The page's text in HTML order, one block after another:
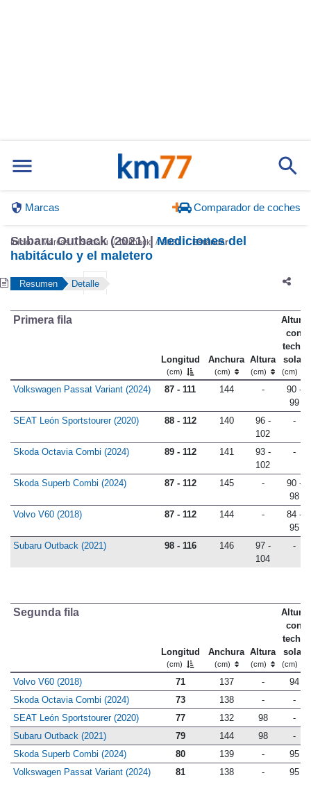
Marcas Comparador de coches
Inicio Marcas Subaru Outback 2021 Estándar
Subaru Outback (2021) |Mediciones del
habitáculo y el maletero
Resumen Detalle
Primera fila
Longitud
(cm)
Anchura
(cm)
Altura
(cm)
Altura
con
techo
solar
(cm)
Volkswagen Passat Variant (2024) 87 - 111 144 -
90 -
99
SEAT León Sportstourer (2020)
88 - 112 140
96 -
102
-
Skoda Octavia Combi (2024) 89 - 112 141
93 -
102
-
Skoda Superb Combi (2024) 87 - 112 145 -
90 -
98
Volvo V60 (2018)
87 - 112 144 -
84 -
95
Subaru Outback (2021)
98 - 116 146
97 -
104
-
Segunda fila
Longitud
(cm)
Anchura
(cm)
Altura
(cm)
Altura
con
techo
solar
(cm)
Volvo V60 (2018) 71 137 -
94
Skoda Octavia Combi (2024)
73 138 -
-
SEAT León Sportstourer (2020)
77 132 98
-
Subaru Outback (2021)
79 144 98
-
Skoda Superb Combi (2024)
80 139 -
95
Volkswagen Passat Variant (2024)
81 138 - 95